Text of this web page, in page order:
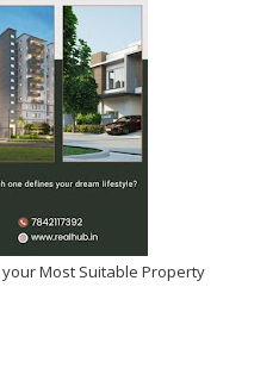
your Most Suitable Property